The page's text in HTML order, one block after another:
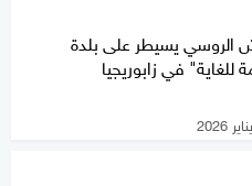
الروسي يسيطر على بلدة
للغاية" في زابوريجيا